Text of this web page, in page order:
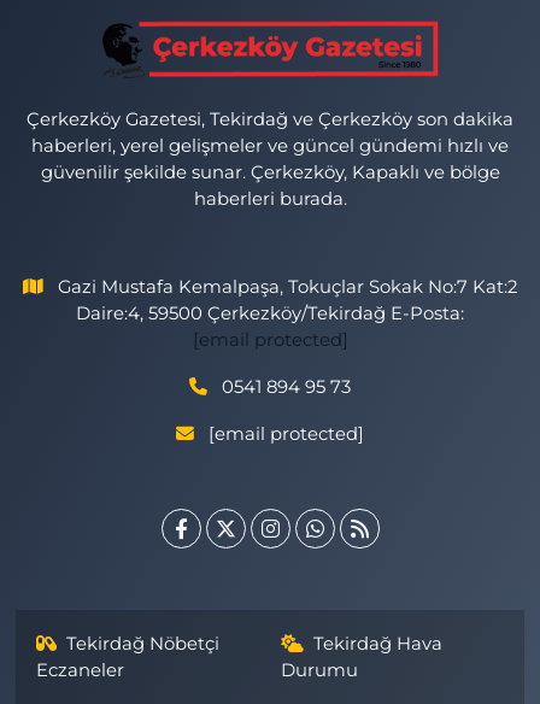
Çerkezköy Gazetesi, Tekirdağ ve Çerkezköy son dakika
haberleri, yerel gelişmeler ve güncel gündemi hızlı ve
güvenilir şekilde sunar. Çerkezköy, Kapaklı ve bölge
haberleri burada.
Gazi Mustafa Kemalpaşa, Tokuçlar Sokak No:7 Kat:2
Daire:4, 59500 Çerkezköy/Tekirdağ E-Posta:
[email protected]
0541 894 95 73
[email protected]
Tekirdağ Nöbetçi
Eczaneler
Tekirdağ Hava
Durumu